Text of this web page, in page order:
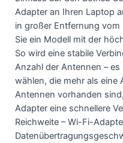
Adapter an Ihren Laptop
in großer Entfernung
Sie ein Modell mit der
So wird eine stabile
Anzahl der Antennen –
wählen, die mehr als eine
Antennen vorhanden
Adapter eine schnellere
Reichweite – Wi-Fi-